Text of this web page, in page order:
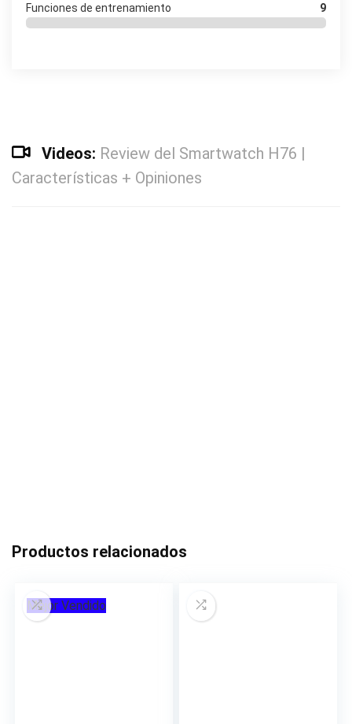
Funciones de entrenamiento 9
Videos: Review del Smartwatch H76 |
Características + Opiniones
Productos relacionados
Mejor Vendido